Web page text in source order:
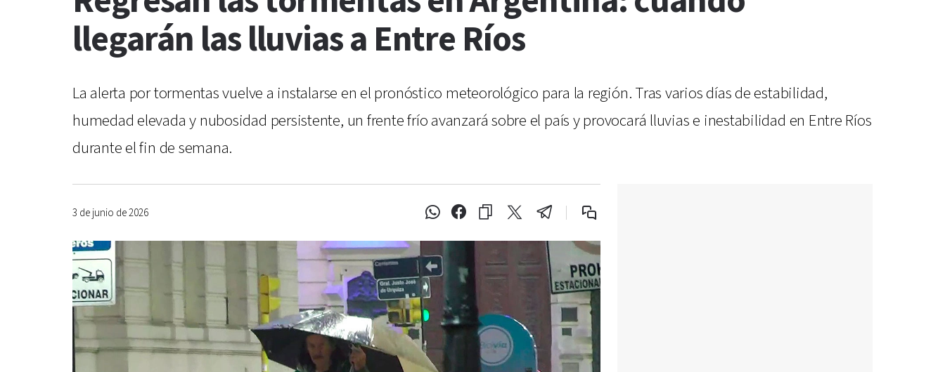
llegarán las lluvias a Entre Ríos
La alerta por tormentas vuelve a instalarse en el pronóstico meteorológico para la región. Tras varios días de estabilidad,
humedad elevada y nubosidad persistente, un frente frío avanzará sobre el país y provocará lluvias e inestabilidad en Entre Ríos
durante el fin de semana.
3 de junio de 2026